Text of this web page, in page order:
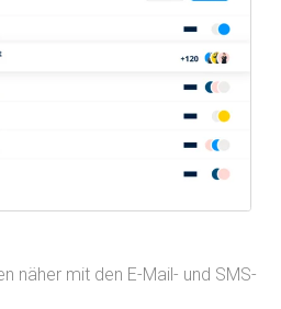
näher mit den E-Mail- und SMS-